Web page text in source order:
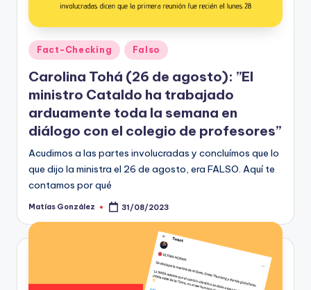
t
o
s
y
F
a
c
t
-
C
Publicado
en
Fact-Checking Falso
Carolina Tohá (26 de agosto): ”El
ministro Cataldo ha trabajado
arduamente toda la semana en
diálogo con el colegio de profesores”
Acudimos a las partes involucradas y concluímos que lo
que dijo la ministra el 26 de agosto, era FALSO. Aquí te
contamos por qué
Publicado
Matías González 31/08/2023